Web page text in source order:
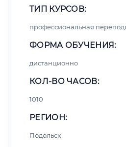
ТИП КУРСОВ:
профессиональная
ФОРМА ОБУЧЕНИЯ:
дистанционно
КОЛ-ВО ЧАСОВ:
1010
РЕГИОН:
Подольск